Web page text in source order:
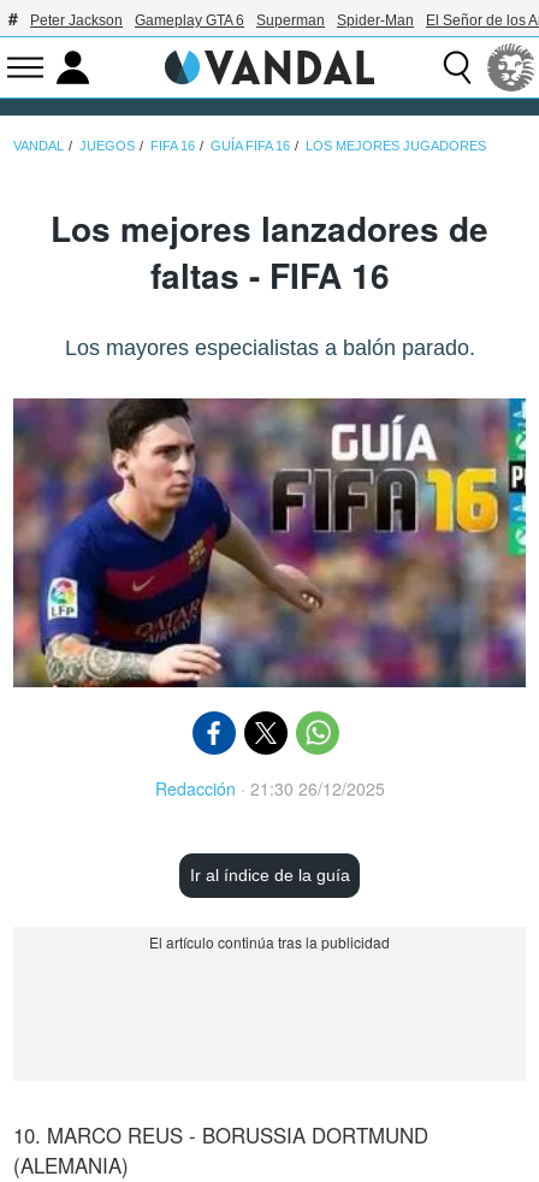
Peter Jackson Gameplay GTA 6 Superman Spider-Man El Señor de los
VANDAL JUEGOS FIFA 16 GUÍA FIFA 16 LOS MEJORES JUGADORES
Los mejores lanzadores de
faltas - FIFA 16
Los mayores especialistas a balón parado.
Redacción · 21:30 26/12/2025
Ir al índice de la guía
10. MARCO REUS - BORUSSIA DORTMUND
(ALEMANIA)